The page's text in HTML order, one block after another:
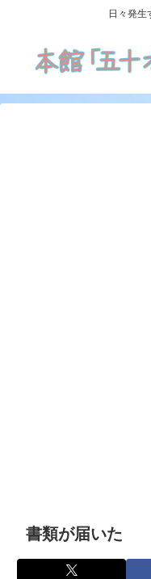
日々発生
書類が届いた